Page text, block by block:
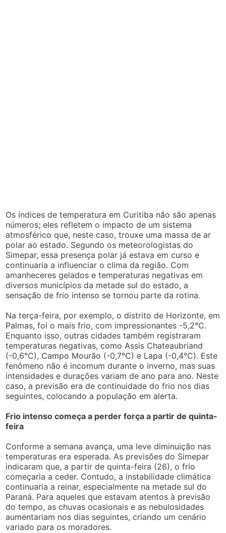
Os índices de temperatura em Curitiba não são apenas
números; eles refletem o impacto de um sistema
atmosférico que, neste caso, trouxe uma massa de ar
polar ao estado. Segundo os meteorologistas do
Simepar, essa presença polar já estava em curso e
continuaria a influenciar o clima da região. Com
amanheceres gelados e temperaturas negativas em
diversos municípios da metade sul do estado, a
sensação de frio intenso se tornou parte da rotina.
Na terça-feira, por exemplo, o distrito de Horizonte, em
Palmas, foi o mais frio, com impressionantes -5,2°C.
Enquanto isso, outras cidades também registraram
temperaturas negativas, como Assis Chateaubriand
(-0,6°C), Campo Mourão (-0,7°C) e Lapa (-0,4°C). Este
fenômeno não é incomum durante o inverno, mas suas
intensidades e durações variam de ano para ano. Neste
caso, a previsão era de continuidade do frio nos dias
seguintes, colocando a população em alerta.
Frio intenso começa a perder força a partir de quinta-
feira
Conforme a semana avança, uma leve diminuição nas
temperaturas era esperada. As previsões do Simepar
indicaram que, a partir de quinta-feira (26), o frio
começaria a ceder. Contudo, a instabilidade climática
continuaria a reinar, especialmente na metade sul do
Paraná. Para aqueles que estavam atentos à previsão
do tempo, as chuvas ocasionais e as nebulosidades
aumentariam nos dias seguintes, criando um cenário
variado para os moradores.